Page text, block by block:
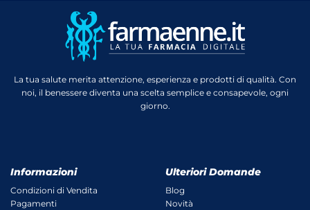
La tua salute merita attenzione, esperienza e prodotti di qualità. Con
noi, il benessere diventa una scelta semplice e consapevole, ogni
giorno.
Informazioni
Condizioni di Vendita
Pagamenti
Ulteriori Domande
Blog
Novità